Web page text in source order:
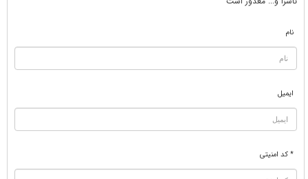
نام
ایمیل
* کد امنیتی